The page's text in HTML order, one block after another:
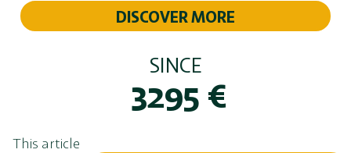
DISCOVER MORE
SINCE
3295 €
This article